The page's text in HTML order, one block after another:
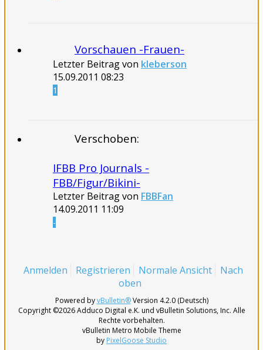
Vorschauen -Frauen-
Letzter Beitrag von kleberson
15.09.2011 08:23
1
Verschoben:
IFBB Pro Journals -
FBB/Figur/Bikini-
Letzter Beitrag von FBBFan
14.09.2011 11:09
-
Anmelden Registrieren Normale Ansicht
Nach
oben
Powered byvBulletin®Version 4.2.0 (Deutsch)
Copyright ©2026 Adduco Digital e.K. und vBulletin Solutions, Inc. Alle
Rechte vorbehalten.
vBulletin Metro Mobile Theme
by PixelGoose Studio